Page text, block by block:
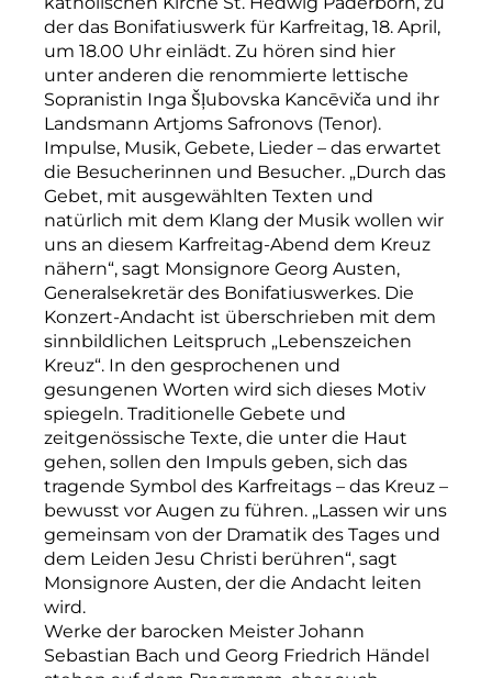
der das Bonifatiuswerk für Karfreitag, 18. April,
um 18.00 Uhr einlädt. Zu hören sind hier
unter anderen die renommierte lettische
Sopranistin Inga Šļubovska Kancēviča und ihr
Landsmann Artjoms Safronovs (Tenor).
Impulse, Musik, Gebete, Lieder – das erwartet
die Besucherinnen und Besucher. „Durch das
Gebet, mit ausgewählten Texten und
natürlich mit dem Klang der Musik wollen wir
uns an diesem Karfreitag-Abend dem Kreuz
nähern“, sagt Monsignore Georg Austen,
Generalsekretär des Bonifatiuswerkes. Die
Konzert-Andacht ist überschrieben mit dem
sinnbildlichen Leitspruch „Lebenszeichen
Kreuz“. In den gesprochenen und
gesungenen Worten wird sich dieses Motiv
spiegeln. Traditionelle Gebete und
zeitgenössische Texte, die unter die Haut
gehen, sollen den Impuls geben, sich das
tragende Symbol des Karfreitags – das Kreuz –
bewusst vor Augen zu führen. „Lassen wir uns
gemeinsam von der Dramatik des Tages und
dem Leiden Jesu Christi berühren“, sagt
Monsignore Austen, der die Andacht leiten
wird.
Werke der barocken Meister Johann
Sebastian Bach und Georg Friedrich Händel